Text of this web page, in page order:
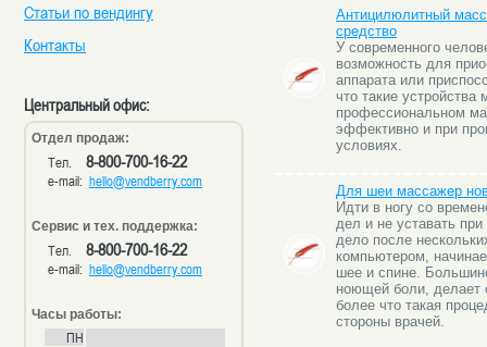
Статьи по вендингу
Контакты
Центральный офис:
Отдел продаж:
Тел. 8-800-700-16-22
e-mail: hello@vendberry.com
Сервис и тех. поддержка:
Тел. 8-800-700-16-22
e-mail: hello@vendberry.com
Часы работы:
ПН
Антицилюлитный
средство
У современного
возможность для
аппарата или
что такие устройства
профессиональном
эффективно и при
условиях.
Для шеи массажер
Идти в ногу со
дел и не уставать
дело после
компьютером,
шее и спине.
ноющей боли, делает
более что такая
стороны врачей.